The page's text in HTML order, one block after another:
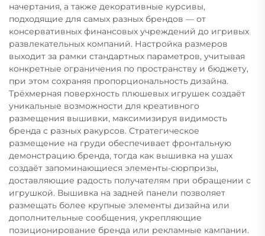
начертания, а также декоративные курсивы,
подходящие для самых разных брендов — от
консервативных финансовых учреждений до игривых
развлекательных компаний. Настройка размеров
выходит за рамки стандартных параметров, учитывая
конкретные ограничения по пространству и бюджету,
при этом сохраняя пропорциональность дизайна.
Трёхмерная поверхность плюшевых игрушек создаёт
уникальные возможности для креативного
размещения вышивки, максимизируя видимость
бренда с разных ракурсов. Стратегическое
размещение на груди обеспечивает фронтальную
демонстрацию бренда, тогда как вышивка на ушах
создаёт запоминающиеся элементы-сюрпризы,
доставляющие радость получателям при обращении с
игрушкой. Вышивка на задней панели позволяет
размещать более крупные элементы дизайна или
дополнительные сообщения, укрепляющие
позиционирование бренда или рекламные кампании.